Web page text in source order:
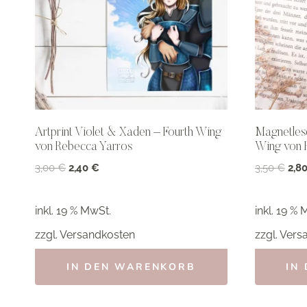
Artprint Violet & Xaden – Fourth Wing
von Rebecca Yarros
3,00€ Ursprünglicher
3,00 €
2,40 €
2,40 €.
inkl. 19 % MwSt.
zzgl. Versandkosten
IN DEN WARENKORB
Wing von
3,50€ 2,80
inkl. 19 %
zzgl.
IN